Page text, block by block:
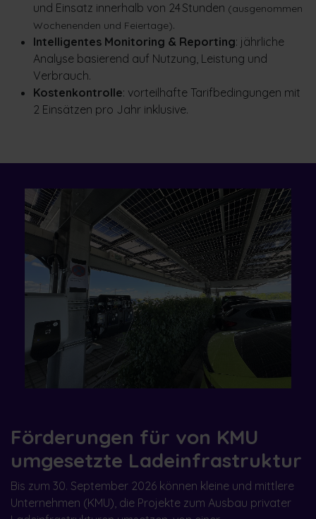
und Einsatz innerhalb von 24 Stunden (ausgenommen
Wochenenden und Feiertage).
Intelligentes Monitoring & Reporting: jährliche
Analyse basierend auf Nutzung, Leistung und
Verbrauch.
Kostenkontrolle: vorteilhafte Tarifbedingungen mit
2 Einsätzen pro Jahr inklusive.
Förderungen für von KMU
umgesetzte Ladeinfrastruktur
Bis zum 30. September 2026 können kleine und mittlere
Unternehmen (KMU), die Projekte zum Ausbau privater